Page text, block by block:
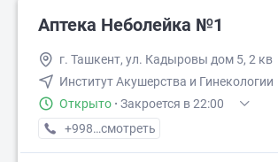
Аптека Неболейка №1
г. Ташкент, ул. Кадыровы дом 5, 2 кв
Институт Акушерства и Гинекологии
Открыто · Закроется в 22:00
+998 (71) XXX-XX-XX
смотреть